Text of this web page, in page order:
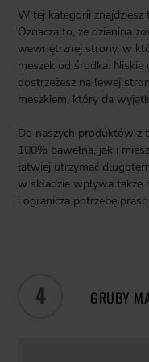
W tej kategorii znajdziesz
Oznacza to, że dzianina
wewnętrznej strony, w
meszek od środka. Niskie
dostrzeżesz na lewej
meszkiem, który da
Do naszych produktów z
100% bawełna, jak i
łatwiej utrzymać
w składzie wpływa
i ogranicza potrzebę
4 GRUBY